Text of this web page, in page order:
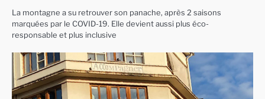
La montagne a su retrouver son panache, après 2 saisons
marquées par le COVID-19. Elle devient aussi plus éco-
responsable et plus inclusive